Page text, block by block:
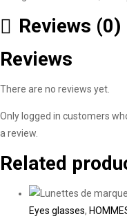
Reviews (0)
Reviews
There are no reviews yet.
Only logged in customers
a review.
Related
Eyes glasses,